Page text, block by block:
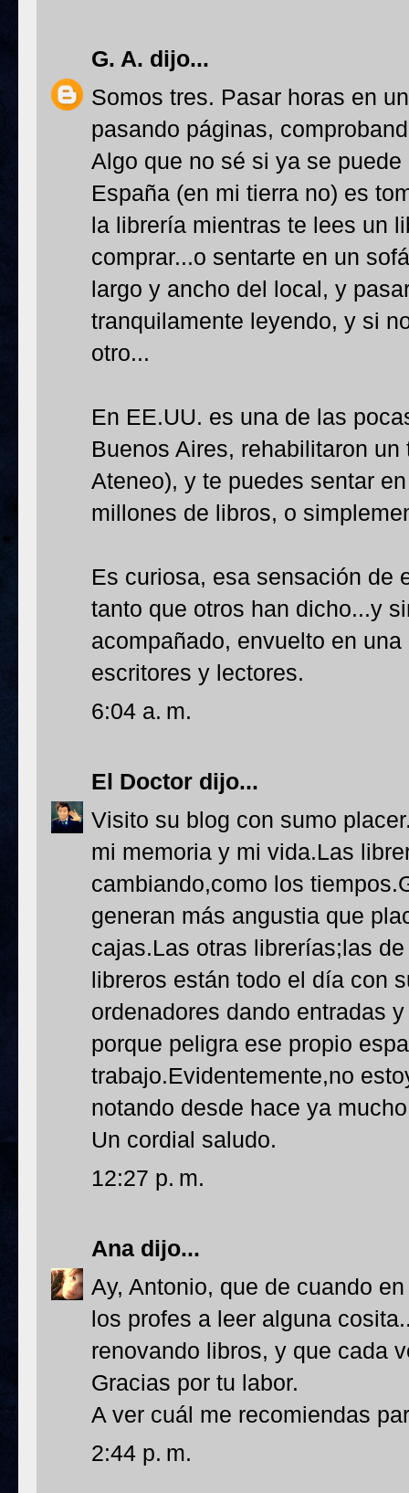
G. A. dijo...
Somos tres. Pasar horas en
pasando páginas,
Algo que no sé si ya se
España (en mi tierra no) es
la librería mientras te lees un
comprar...o sentarte en un
largo y ancho del local, y
tranquilamente leyendo, y si
otro...
En EE.UU. es una de las
Buenos Aires, rehabilitaron
Ateneo), y te puedes sentar
millones de libros, o
Es curiosa, esa sensación de
tanto que otros han dicho...y
acompañado, envuelto en
escritores y lectores.
6:04 a. m.
El Doctor dijo...
Visito su blog con sumo
mi memoria y mi vida.Las
cambiando,como los
generan más angustia que
cajas.Las otras librerías;las
libreros están todo el día con
ordenadores dando entradas
porque peligra ese propio
trabajo.Evidentemente,no
notando desde hace ya
Un cordial saludo.
12:27 p. m.
Ana dijo...
Ay, Antonio, que de cuando
los profes a leer alguna
renovando libros, y que cada
Gracias por tu labor.
A ver cuál me recomiendas
2:44 p. m.